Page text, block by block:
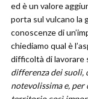
ed è un valore
porta sul vulcano la
conoscenze di
chiediamo qual è
difficoltà di lavorare
differenza dei suoli,
notevolissima e,